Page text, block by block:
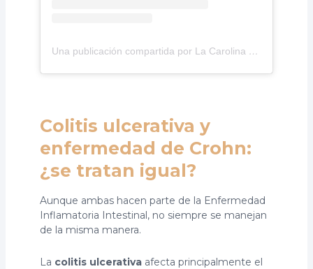
Una publicación compartida por La Carolina Medical IPS (@lacarolinamedicalips)
Colitis ulcerativa y
enfermedad de Crohn:
¿se tratan igual?
Aunque ambas hacen parte de la Enfermedad
Inflamatoria Intestinal, no siempre se manejan
de la misma manera.
La colitis ulcerativaafecta principalmente el